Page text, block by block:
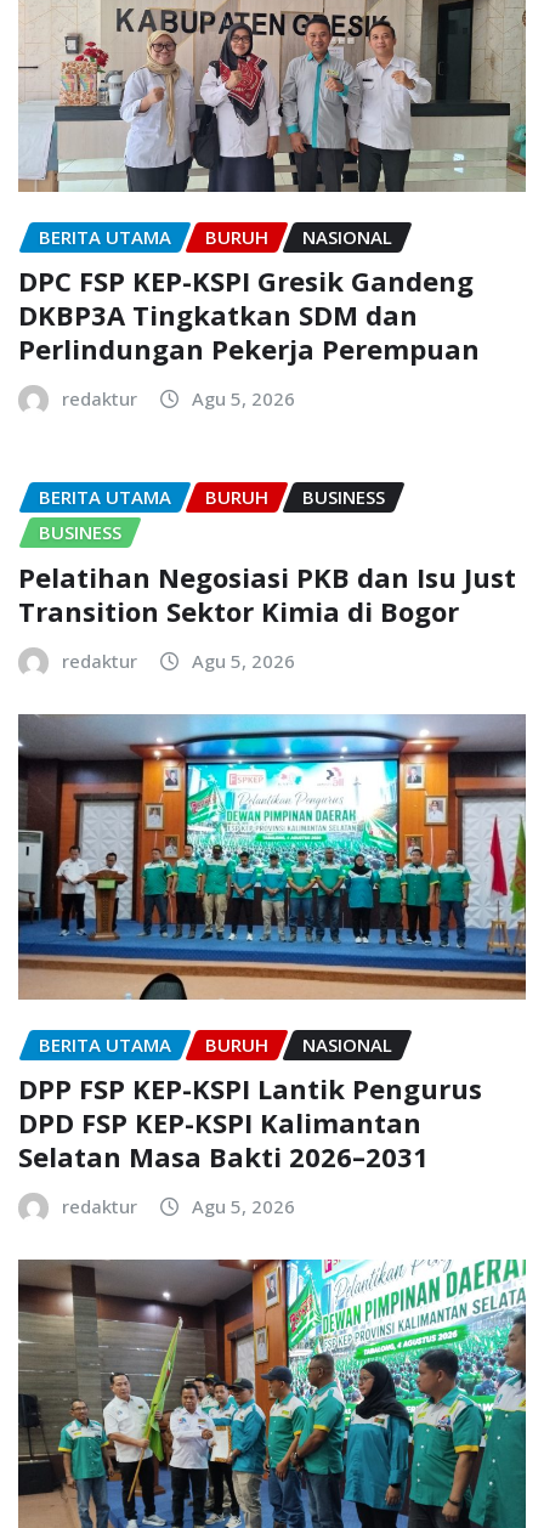
BERITA UTAMA BURUH NASIONAL
DPC FSP KEP-KSPI Gresik Gandeng
DKBP3A Tingkatkan SDM dan
Perlindungan Pekerja Perempuan
redaktur Agu 5, 2026
BERITA UTAMA BURUH
BUSINESS
BUSINESS
Pelatihan Negosiasi PKB dan Isu Just
Transition Sektor Kimia di Bogor
redaktur Agu 5, 2026
BERITA UTAMA BURUH NASIONAL
DPP FSP KEP-KSPI Lantik Pengurus
DPD FSP KEP-KSPI Kalimantan
Selatan Masa Bakti 2026–2031
redaktur Agu 5, 2026